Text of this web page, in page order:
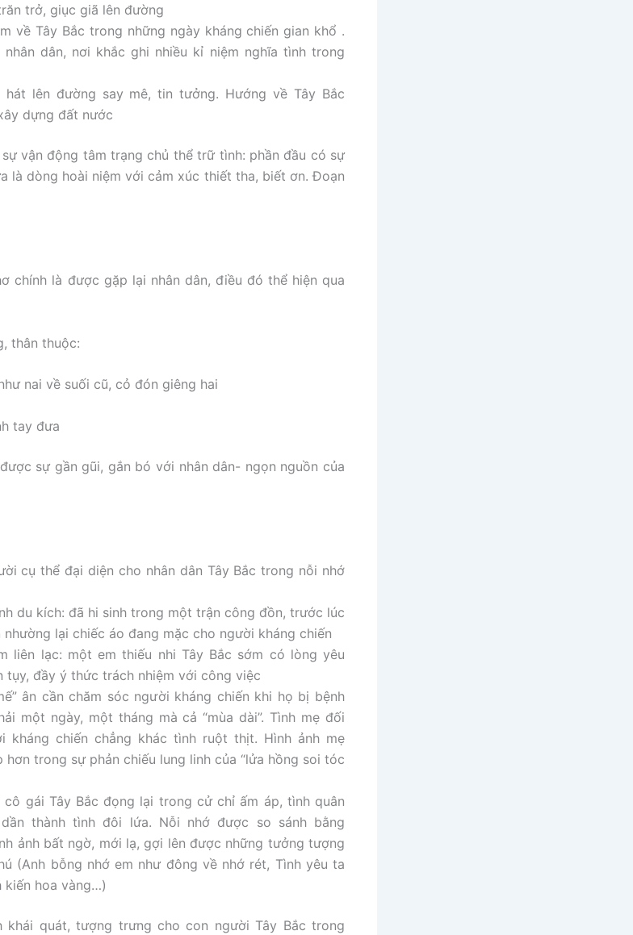
trở, giục giã lên đường
về Tây Bắc trong những ngày kháng chiến gian khổ .
dân, nơi khắc ghi nhiều kỉ niệm nghĩa tình trong
hát lên đường say mê, tin tưởng. Hướng về Tây Bắc
dựng đất nước
vận động tâm trạng chủ thể trữ tình: phần đầu có sự
là dòng hoài niệm với cảm xúc thiết tha, biết ơn. Đoạn
chính là được gặp lại nhân dân, điều đó thể hiện qua
thân thuộc:
nai về suối cũ, cỏ đón giêng hai
tay đưa
sự gần gũi, gắn bó với nhân dân- ngọn nguồn của
cụ thể đại diện cho nhân dân Tây Bắc trong nỗi nhớ
du kích: đã hi sinh trong một trận công đồn, trước lúc
lại chiếc áo đang mặc cho người kháng chiến
liên lạc: một em thiếu nhi Tây Bắc sớm có lòng yêu
tụy, đầy ý thức trách nhiệm với công việc
ân cần chăm sóc người kháng chiến khi họ bị bệnh
một ngày, một tháng mà cả “mùa dài”. Tình mẹ đối
kháng chiến chẳng khác tình ruột thịt. Hình ảnh mẹ
hơn trong sự phản chiếu lung linh của “lửa hồng soi tóc
cô gái Tây Bắc đọng lại trong cử chỉ ấm áp, tình quân
thành tình đôi lứa. Nỗi nhớ được so sánh bằng
ảnh bất ngờ, mới lạ, gợi lên được những tưởng tượng
(Anh bỗng nhớ em như đông về nhớ rét, Tình yêu ta
kiến hoa vàng…)
khái quát, tượng trưng cho con người Tây Bắc trong